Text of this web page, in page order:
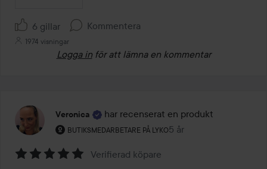
6 gillar Kommentera
1974 visningar
Logga in för att lämna en kommentar
Veronica har recenserat en produkt
BUTIKSMEDARBETARE PÅ LYKO
Användarens roll: Butiksmedarbetare på Lyko.
5 år
Inlägget skapades 5 år
Verifierad köpare